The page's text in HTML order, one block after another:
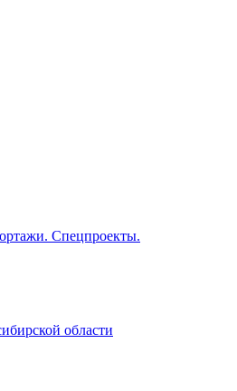
Спецпроекты.
области